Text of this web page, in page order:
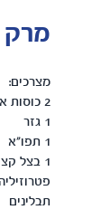
מרק
מצרכים:
2 כוסות אפונה
1 גזר
1 תפו"א
1 בצל קצוץ
פטרוזיליה
תבלינים